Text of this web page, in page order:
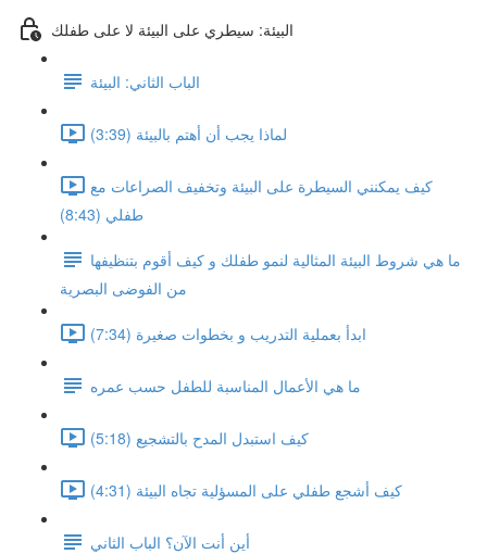
البيئة: سيطري على البيئة لا على طفلك
الباب الثاني: البيئة
لماذا يجب أن أهتم بالبيئة (3:39)
كيف يمكنني السيطرة على البيئة وتخفيف الصراعات مع
طفلي (8:43)
ما هي شروط البيئة المثالية لنمو طفلك و كيف أقوم بتنظيفها
من الفوضى البصرية
ابدأ بعملية التدريب و بخطوات صغيرة (7:34)
ما هي الأعمال المناسبة للطفل حسب عمره
كيف استبدل المدح بالتشجيع (5:18)
كيف أشجع طفلي على المسؤلية تجاه البيئة (4:31)
أين أنت الآن؟ الباب الثاني